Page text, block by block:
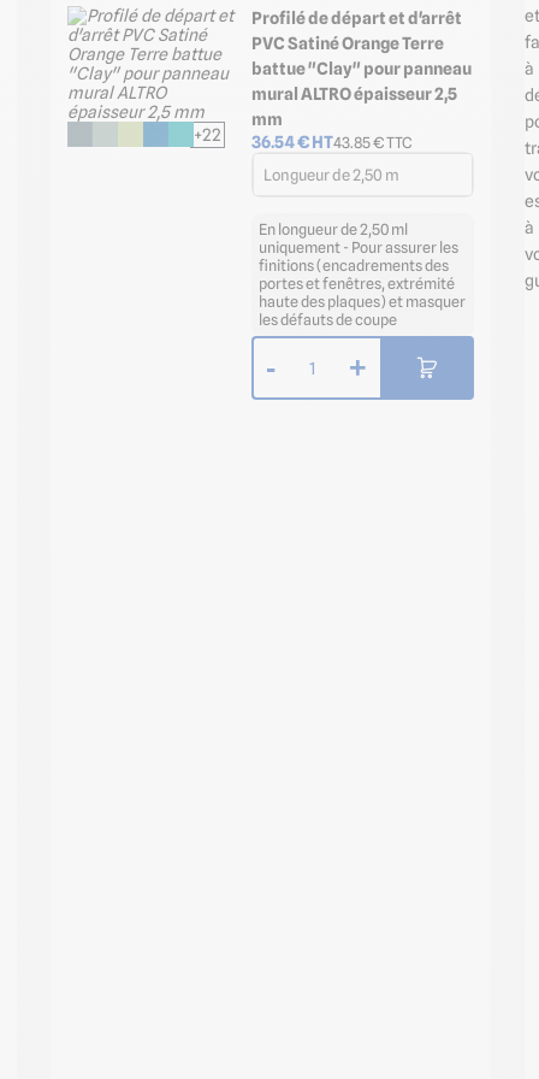
+22
Profilé de départ et d'arrêt
PVC Satiné Orange Terre
battue "Clay" pour panneau
mural ALTRO épaisseur 2,5
mm
36.54€ HT43.85€ TTC
Longueur de 2,50 m
En longueur de 2,50 ml
uniquement - Pour assurer les
finitions (encadrements des
portes et fenêtres, extrémité
haute des plaques) et masquer
les défauts de coupe
- 1 +
et
à
à